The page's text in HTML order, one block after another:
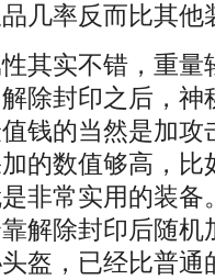
几率反而比其他
实不错，重量
除封印之后，神
钱的当然是加攻
的数值够高，比
非常实用的装备
解除封印后随机
盔，已经比普通